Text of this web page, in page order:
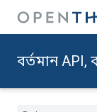
বর্তমান API,